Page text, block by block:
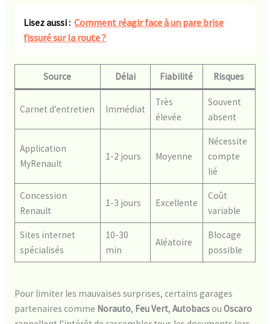
Lisez aussi : Comment réagir face à un pare brise
fissuré sur la route ?
Source Délai Fiabilité Risques
Carnet d’entretien Immédiat
Très
élevée
Souvent
absent
Application
MyRenault
1-2 jours Moyenne
Nécessite
compte
lié
Concession
Renault
1-3 jours Excellente
Coût
variable
Sites internet
spécialisés
10-30
min
Aléatoire
Blocage
possible
Pour limiter les mauvaises surprises, certains garages
partenaires comme Norauto, Feu Vert, Autobacsou Oscaro